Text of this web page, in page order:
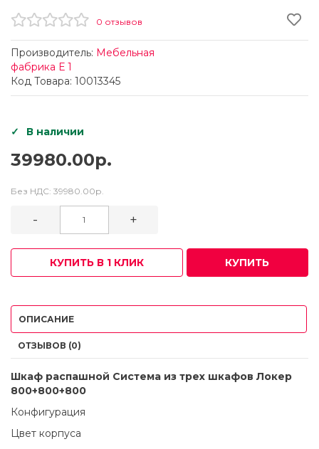
0 отзывов
Производитель: Мебельная
фабрика Е 1
Код Товара: 10013345
В наличии
39980.00р.
Без НДС: 39980.00р.
- +
КУПИТЬ В 1 КЛИК КУПИТЬ
ОПИСАНИЕ
ОТЗЫВОВ (0)
Шкаф распашной Система из трех шкафов Локер
800+800+800
Конфигурация
Цвет корпуса